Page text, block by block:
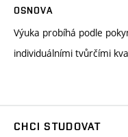
OSNOVA
Výuka probíhá podle
individuálními tvůrčími
CHCI STUDOVAT